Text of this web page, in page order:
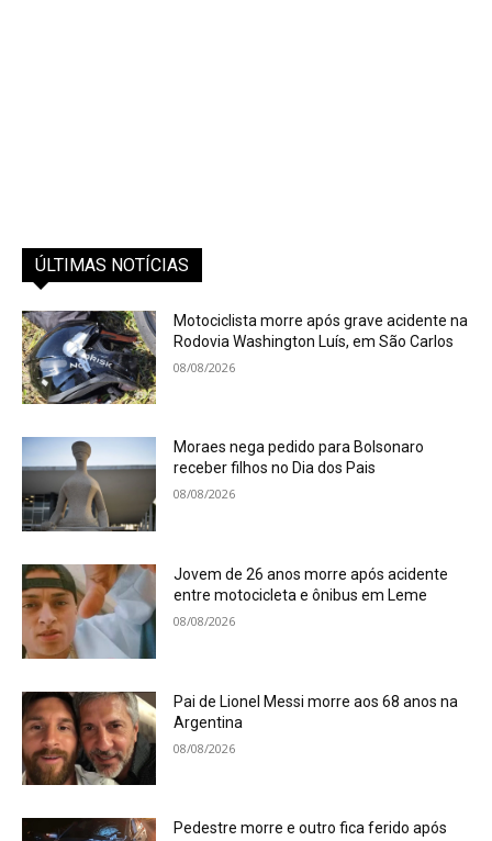
ÚLTIMAS NOTÍCIAS
Motociclista morre após grave acidente na
Rodovia Washington Luís, em São Carlos
08/08/2026
Moraes nega pedido para Bolsonaro
receber filhos no Dia dos Pais
08/08/2026
Jovem de 26 anos morre após acidente
entre motocicleta e ônibus em Leme
08/08/2026
Pai de Lionel Messi morre aos 68 anos na
Argentina
08/08/2026
Pedestre morre e outro fica ferido após